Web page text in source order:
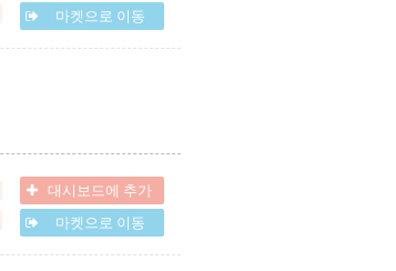
마켓으로 이동
대시보드에 추가
마켓으로 이동